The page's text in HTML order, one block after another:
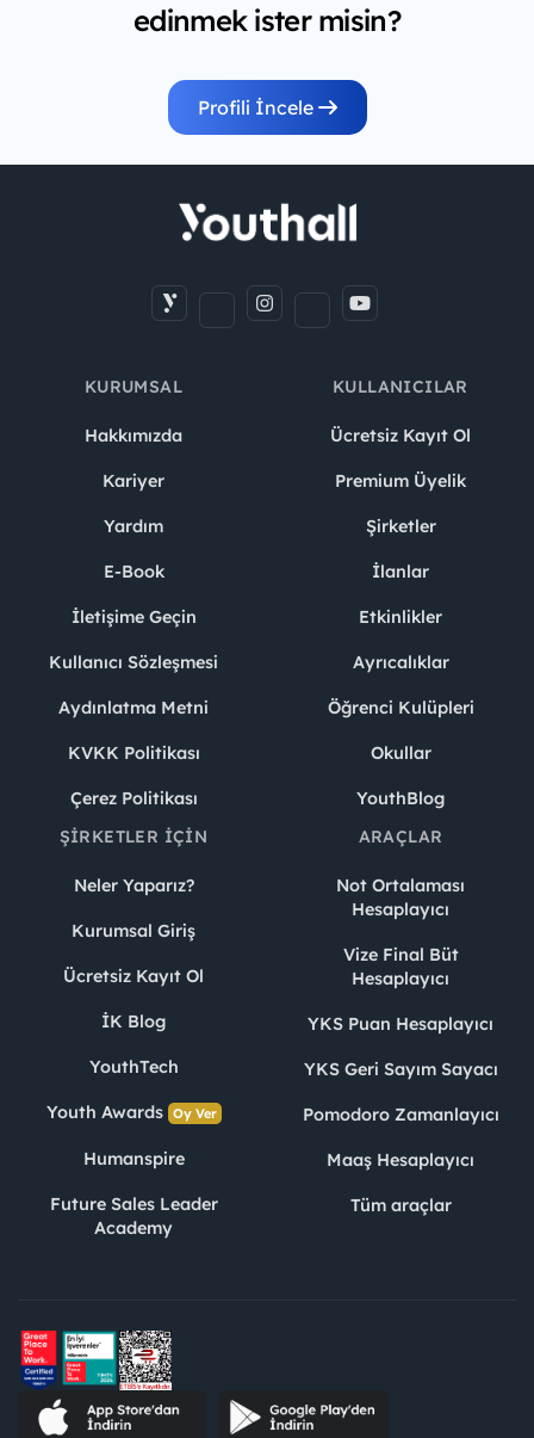
edinmek ister misin?
Profili İncele
KURUMSAL
Hakkımızda
Kariyer
Yardım
E-Book
İletişime Geçin
Kullanıcı Sözleşmesi
Aydınlatma Metni
KVKK Politikası
Çerez Politikası
KULLANICILAR
Ücretsiz Kayıt Ol
Premium Üyelik
Şirketler
İlanlar
Etkinlikler
Ayrıcalıklar
Öğrenci Kulüpleri
Okullar
YouthBlog
ŞIRKETLER İÇIN
Neler Yaparız?
Kurumsal Giriş
Ücretsiz Kayıt Ol
İK Blog
YouthTech
Youth Awards Oy Ver
Humanspire
Future Sales Leader
Academy
ARAÇLAR
Not Ortalaması
Hesaplayıcı
Vize Final Büt
Hesaplayıcı
YKS Puan Hesaplayıcı
YKS Geri Sayım Sayacı
Pomodoro Zamanlayıcı
Maaş Hesaplayıcı
Tüm araçlar